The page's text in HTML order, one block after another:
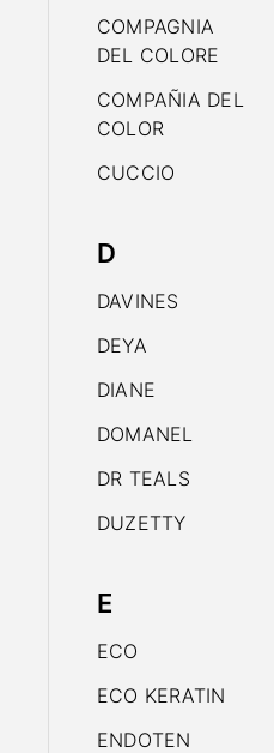
COMPAGNIA
DEL COLORE
COMPAÑIA DEL
COLOR
CUCCIO
D
DAVINES
DEYA
DIANE
DOMANEL
DR TEALS
DUZETTY
E
ECO
ECO KERATIN
ENDOTEN